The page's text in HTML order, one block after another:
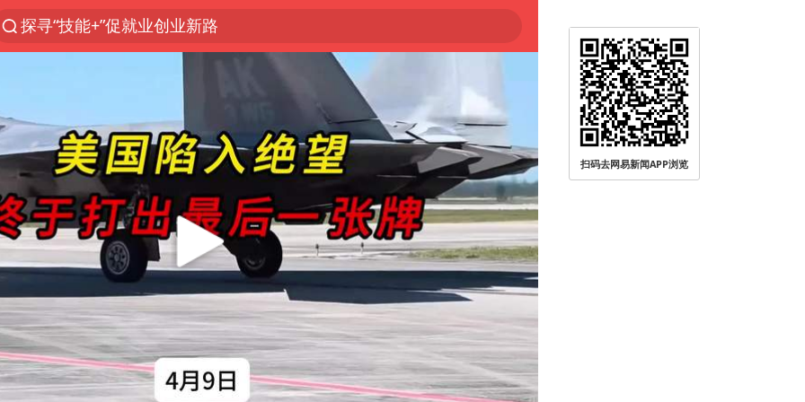
探寻“技能+”促就业创业新路
美国退回1000亿美元关税
李亚鹏向地铁吐血女孩捐99999元
台风白海豚可能在浙江登陆
逃犯看演唱会 刚出地铁就被逮住
38岁山东财大教授刘海明逝世
41岁女子为鼓励女儿考上985研究生
因凡蒂诺首次公开道歉
香港殿堂级填词人黎彼得因病离世 终年76岁
FIFA官方支持因凡蒂诺
弹药库存告急 美军补货难
扫码去网易新闻APP浏览